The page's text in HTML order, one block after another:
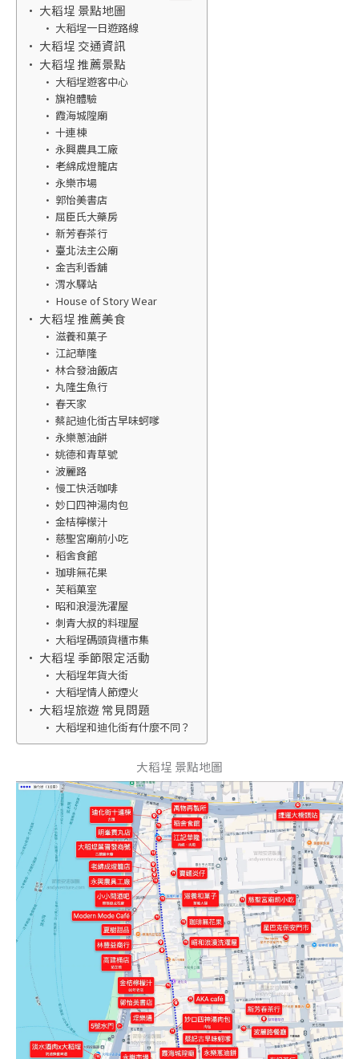
大稻埕 景點地圖
大稻埕一日遊路線
大稻埕 交通資訊
大稻埕 推薦景點
大稻埕遊客中心
旗袍體驗
霞海城隍廟
十連棟
永興農具工廠
老綿成燈籠店
永樂市場
郭怡美書店
屈臣氏大藥房
新芳春茶行
臺北法主公廟
金吉利香舖
渭水驛站
House of Story Wear
大稻埕 推薦美食
滋養和菓子
江記華隆
林合發油飯店
丸隆生魚行
春天家
蔡記迪化街古早味蚵嗲
永樂蔥油餅
姚德和青草號
波麗路
慢工快活咖啡
妙口四神湯肉包
金桔檸檬汁
慈聖宮廟前小吃
稻舍食館
珈琲無花果
芙稻菓室
昭和浪漫洗濯屋
刺青大叔的料理屋
大稻埕碼頭貨櫃市集
大稻埕 季節限定活動
大稻埕年貨大街
大稻埕情人節煙火
大稻埕旅遊 常見問題
大稻埕和迪化街有什麼不同？
大稻埕 景點地圖